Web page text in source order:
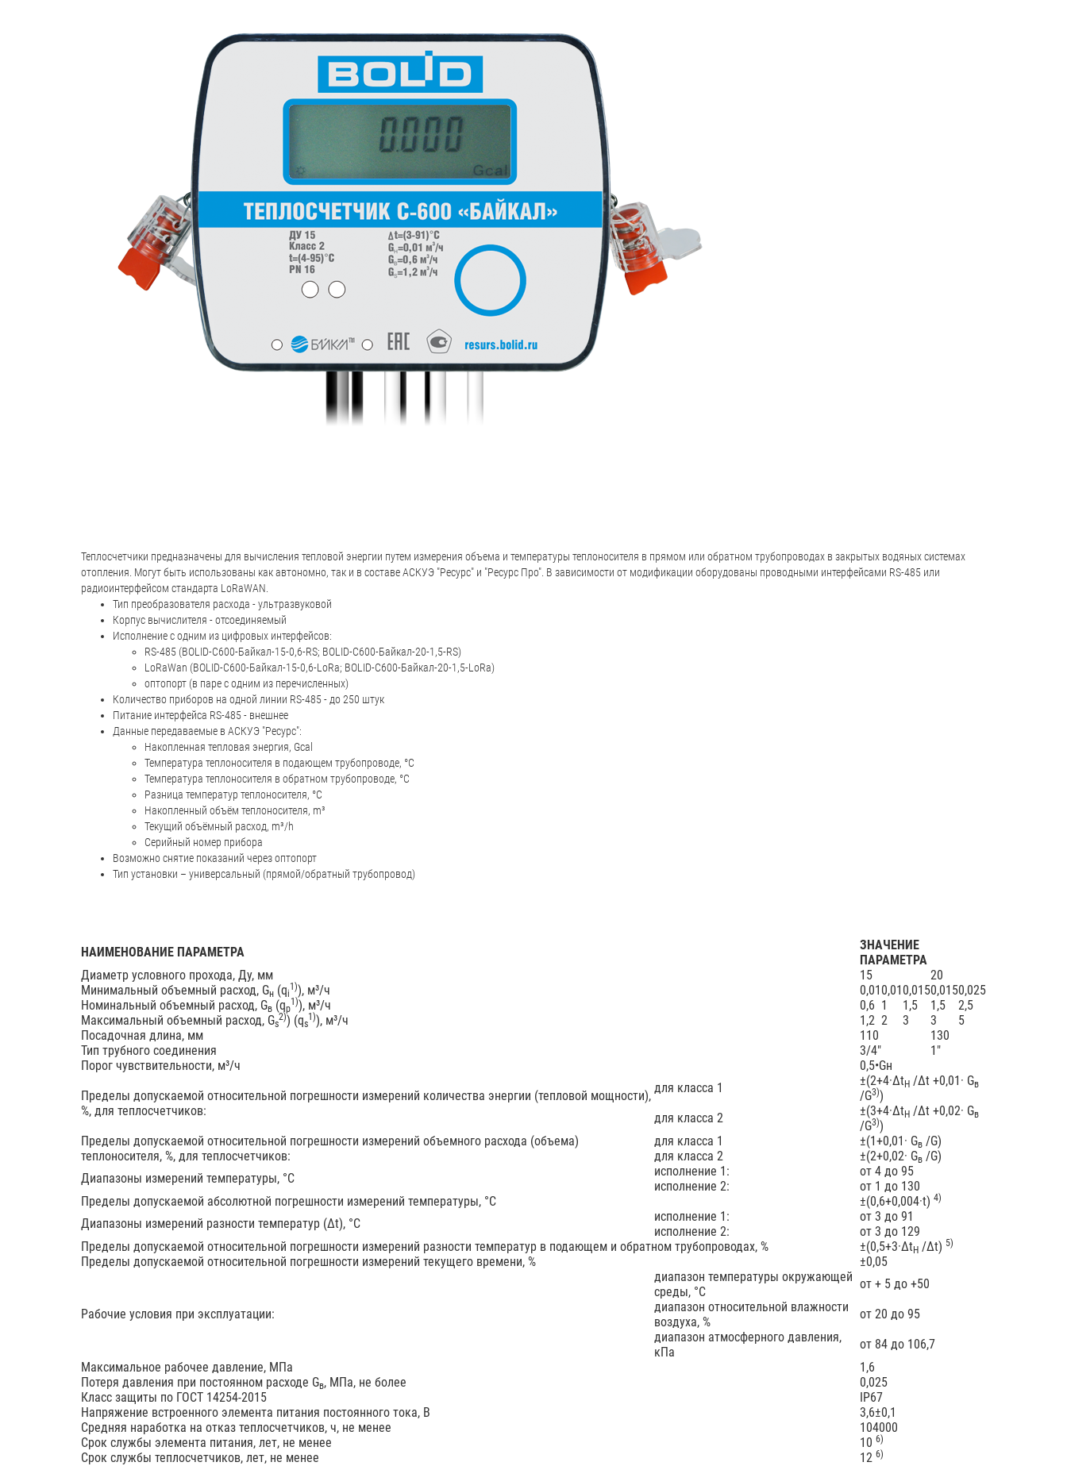
Теплосчетчики предназначены для вычисления тепловой энергии путем измерения объема и температуры теплоносителя в прямом или обратном трубопроводах в закрытых водяных системах
отопления. Могут быть использованы как автономно, так и в составе АСКУЭ "Ресурс" и "Ресурс Про". В зависимости от модификации оборудованы проводными интерфейсами RS-485 или
радиоинтерфейсом стандарта LoRaWAN.
Тип преобразователя расхода - ультразвуковой
Корпус вычислителя - отсоединяемый
Исполнение с одним из цифровых интерфейсов:
RS-485 (BOLID-C600-Байкал-15-0,6-RS; BOLID-C600-Байкал-20-1,5-RS)
LoRaWan (BOLID-C600-Байкал-15-0,6-LoRa; BOLID-C600-Байкал-20-1,5-LoRa)
оптопорт (в паре с одним из перечисленных)
Количество приборов на одной линии RS-485 - до 250 штук
Питание интерфейса RS-485 - внешнее
Данные передаваемые в АСКУЭ "Ресурс":
Накопленная тепловая энергия, Gcal
Температура теплоносителя в подающем трубопроводе, °С
Температура теплоносителя в обратном трубопроводе, °С
Разница температур теплоносителя, °С
Накопленный объём теплоносителя, m³
Текущий объёмный расход, m³/h
Серийный номер прибора
Возможно снятие показаний через оптопорт
Тип установки – универсальный (прямой/обратный трубопровод)
НАИМЕНОВАНИЕ ПАРАМЕТРА
ЗНАЧЕНИЕ
ПАРАМЕТРА
Диаметр условного прохода, Ду, мм
15
20
Минимальный объемный расход, Gн (qi
1)), м³/ч 0,01 0,01 0,0150,0150,025
Номинальный объемный расход, Gв (qp
1)), м³/ч 0,6 1 1,5 1,5
2,5
Максимальный объемный расход, Gs
2)) (qs
1)), м³/ч 1,2 2 3 3
5
Посадочная длина, мм
110
130
Тип трубного соединения
3/4"
1"
Порог чувствительности, м³/ч
0,5•Gн
Пределы допускаемой относительной погрешности измерений количества энергии (тепловой мощности),
%, для теплосчетчиков:
для класса 1 ±(2+4·ΔtН /Δt +0,01· Gв
/G3))
для класса 2
±(3+4·ΔtН /Δt +0,02· Gв
/G3))
Пределы допускаемой относительной погрешности измерений объемного расхода (объема)
теплоносителя, %, для теплосчетчиков:
для класса 1 ±(1+0,01· Gв /G)
для класса 2
±(2+0,02· Gв /G)
Диапазоны измерений температуры, °С
исполнение 1:
от 4 до 95
исполнение 2:
от 1 до 130
Пределы допускаемой абсолютной погрешности измерений температуры, °С
±(0,6+0,004·t) 4)
Диапазоны измерений разности температур (Δt), °С исполнение 1:
от 3 до 91
исполнение 2:
от 3 до 129
Пределы допускаемой относительной погрешности измерений разности температур в подающем и обратном трубопроводах, %
±(0,5+3·ΔtН /Δt) 5)
Пределы допускаемой относительной погрешности измерений текущего времени, % ±0,05
Рабочие условия при эксплуатации:
диапазон температуры окружающей
среды, °С
от + 5 до +50
диапазон относительной влажности
воздуха, %
от 20 до 95
диапазон атмосферного давления,
кПа
от 84 до 106,7
Максимальное рабочее давление, МПа
1,6
Потеря давления при постоянном расходе Gв, МПа, не более
0,025
Класс защиты по ГОСТ 14254-2015
IP67
Напряжение встроенного элемента питания постоянного тока, В
3,6±0,1
Средняя наработка на отказ теплосчетчиков, ч, не менее
104000
Срок службы элемента питания, лет, не менее
10 6)
Срок службы теплосчетчиков, лет, не менее 12 6)